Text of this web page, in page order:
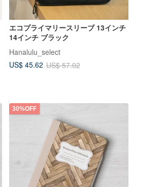
エコプライマリースリーブ 13インチ
14インチ ブラック
Hanalulu_select
US$ 45.62 US$ 57.02
30%OFF